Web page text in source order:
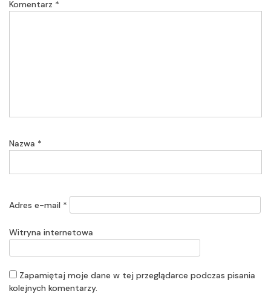
Komentarz *
Nazwa *
Adres e-mail *
Witryna internetowa
Zapamiętaj moje dane w tej przeglądarce podczas pisania
kolejnych komentarzy.